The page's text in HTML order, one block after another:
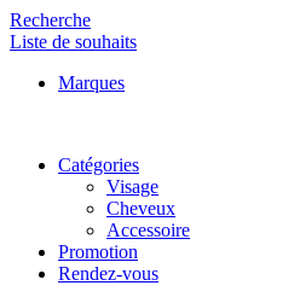
Recherche
Liste de souhaits
Marques
Catégories
Visage
Cheveux
Accessoire
Promotion
Rendez-vous